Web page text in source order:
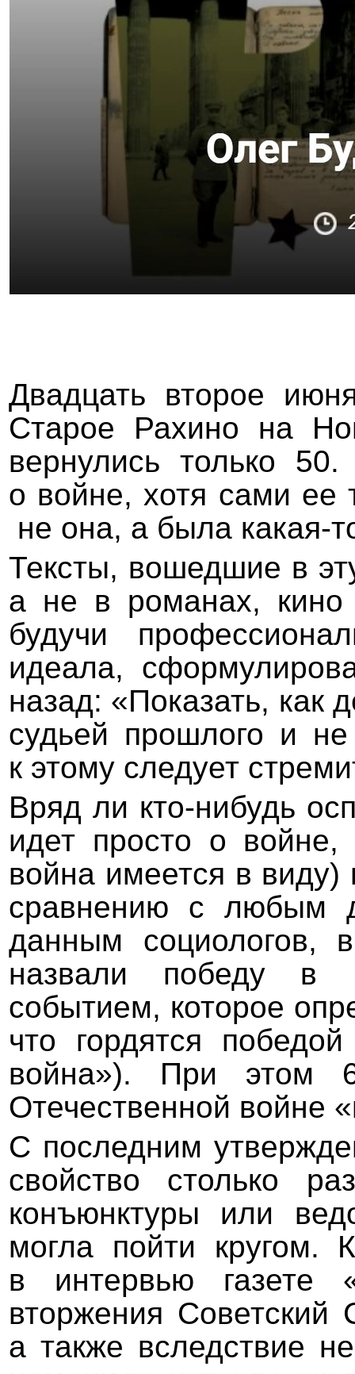
Двадцать второе
Старое Рахино на
вернулись только
о войне, хотя сами ее
не она, а была какая-
Тексты, вошедшие в
а не в романах, кино
будучи
идеала,
назад: «Показать, как
судьей прошлого и не
к этому следует
Вряд ли кто-нибудь
идет просто о
война имеется в
сравнению с любым
данным социологов,
назвали победу в
событием, которое
что гордятся
война»). При этом
Отечественной войне
С последним
свойство столько
конъюнктуры или
могла пойти
в интервью газете
вторжения
а также вследствие